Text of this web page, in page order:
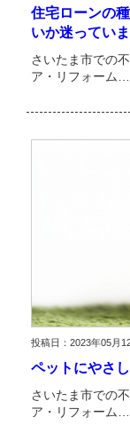
住宅ローンの
いか迷ってい
さいたま市での
ア・リフォーム…
投稿日：2023年05月
ペットにやさ
さいたま市での
ア・リフォーム…